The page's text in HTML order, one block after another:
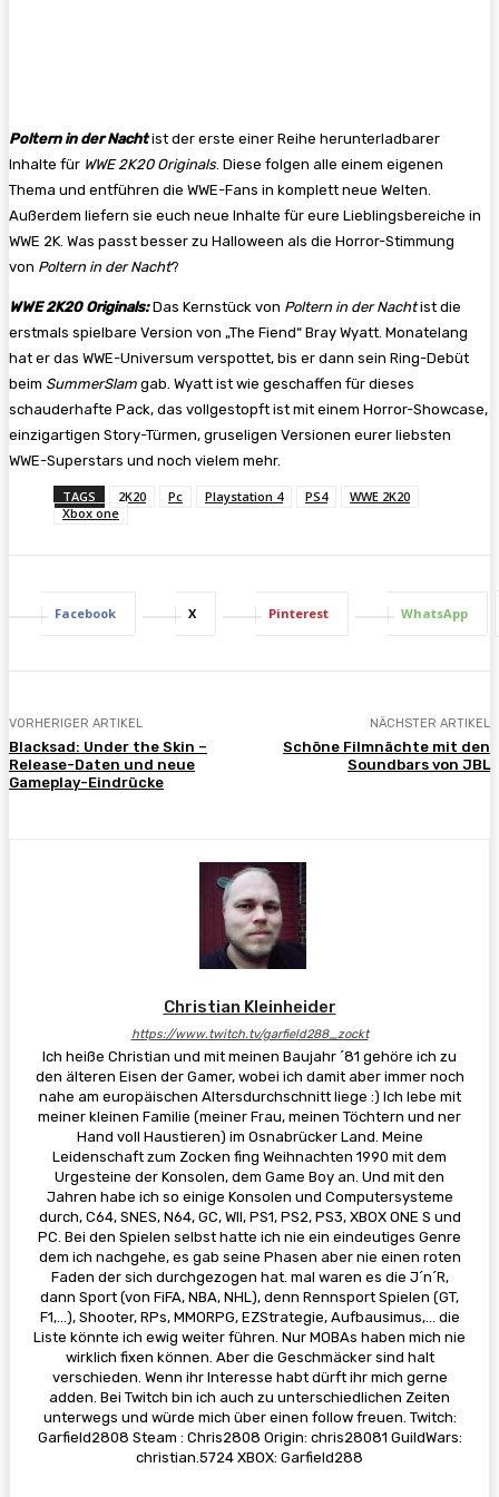
Poltern in der Nachtist der erste einer Reihe herunterladbarer
Inhalte für WWE 2K20 Originals . Diese folgen alle einem eigenen
Thema und entführen die WWE-Fans in komplett neue Welten.
Außerdem liefern sie euch neue Inhalte für eure Lieblingsbereiche in
WWE 2K. Was passt besser zu Halloween als die Horror-Stimmung
von Poltern in der Nacht?
WWE 2K20 Originals: Das Kernstück von Poltern in der Nachtist die
erstmals spielbare Version von „The Fiend“ Bray Wyatt. Monatelang
hat er das WWE-Universum verspottet, bis er dann sein Ring-Debüt
beim SummerSlam gab. Wyatt ist wie geschaffen für dieses
schauderhafte Pack, das vollgestopft ist mit einem Horror-Showcase,
einzigartigen Story-Türmen, gruseligen Versionen eurer liebsten
WWE-Superstars und noch vielem mehr.
TAGS 2K20 Pc Playstation 4 PS4
WWE 2K20
Xbox one
Facebook X Pinterest WhatsApp
VORHERIGER ARTIKEL
Blacksad: Under the Skin –
Release-Daten und neue
Gameplay-Eindrücke
NÄCHSTER ARTIKEL
Schöne Filmnächte mit den
Soundbars von JBL
Christian Kleinheider
https://www.twitch.tv/garfield288_zockt
Ich heiße Christian und mit meinen Baujahr ´81 gehöre ich zu
den älteren Eisen der Gamer, wobei ich damit aber immer noch
nahe am europäischen Altersdurchschnitt liege :) Ich lebe mit
meiner kleinen Familie (meiner Frau, meinen Töchtern und ner
Hand voll Haustieren) im Osnabrücker Land. Meine
Leidenschaft zum Zocken fing Weihnachten 1990 mit dem
Urgesteine der Konsolen, dem Game Boy an. Und mit den
Jahren habe ich so einige Konsolen und Computersysteme
durch, C64, SNES, N64, GC, WII, PS1, PS2, PS3, XBOX ONE S und
PC. Bei den Spielen selbst hatte ich nie ein eindeutiges Genre
dem ich nachgehe, es gab seine Phasen aber nie einen roten
Faden der sich durchgezogen hat. mal waren es die J´n´R,
dann Sport (von FiFA, NBA, NHL), denn Rennsport Spielen (GT,
F1,...), Shooter, RPs, MMORPG, EZStrategie, Aufbausimus,... die
Liste könnte ich ewig weiter führen. Nur MOBAs haben mich nie
wirklich fixen können. Aber die Geschmäcker sind halt
verschieden. Wenn ihr Interesse habt dürft ihr mich gerne
adden. Bei Twitch bin ich auch zu unterschiedlichen Zeiten
unterwegs und würde mich über einen follow freuen. Twitch:
Garfield2808 Steam : Chris2808 Origin: chris28081 GuildWars:
christian.5724 XBOX: Garfield288